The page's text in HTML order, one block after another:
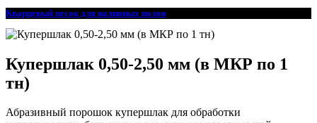
Кварцевый песок для наливных полов
Купершлак 0,50-2,50 мм (в МКР по 1
тн)
Абразивный порошок купершлак для обработки